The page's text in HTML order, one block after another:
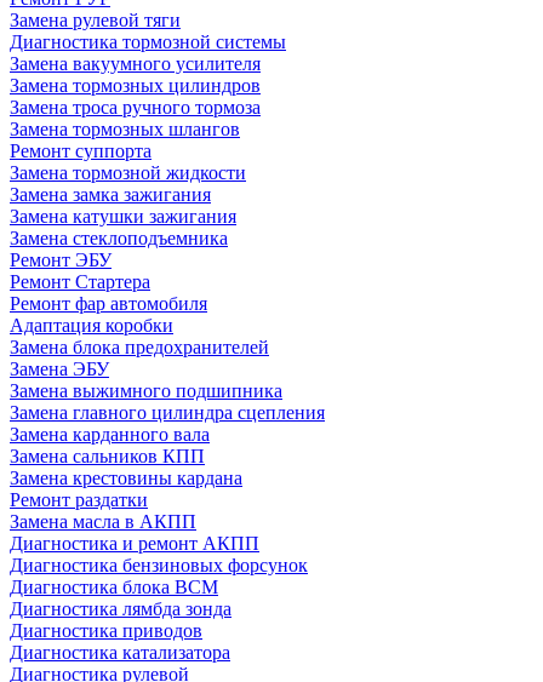
Замена рулевой тяги
Диагностика тормозной системы
Замена вакуумного усилителя
Замена тормозных цилиндров
Замена троса ручного тормоза
Замена тормозных шлангов
Ремонт суппорта
Замена тормозной жидкости
Замена замка зажигания
Замена катушки зажигания
Замена стеклоподъемника
Ремонт ЭБУ
Ремонт Стартера
Ремонт фар автомобиля
Адаптация коробки
Замена блока предохранителей
Замена ЭБУ
Замена выжимного подшипника
Замена главного цилиндра сцепления
Замена карданного вала
Замена сальников КПП
Замена крестовины кардана
Ремонт раздатки
Замена масла в АКПП
Диагностика и ремонт АКПП
Диагностика бензиновых форсунок
Диагностика блока BCM
Диагностика лямбда зонда
Диагностика приводов
Диагностика катализатора
Диагностика рулевой